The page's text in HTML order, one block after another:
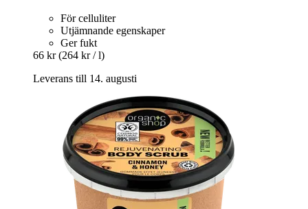
För celluliter
Utjämnande egenskaper
Ger fukt
66 kr (264 kr / l)
Leverans till 14. augusti